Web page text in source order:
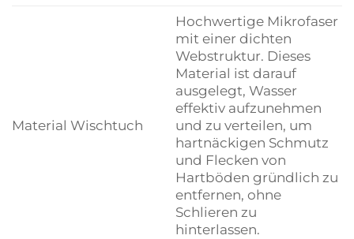
Material Wischtuch
Hochwertige Mikrofaser
mit einer dichten
Webstruktur. Dieses
Material ist darauf
ausgelegt, Wasser
effektiv aufzunehmen
und zu verteilen, um
hartnäckigen Schmutz
und Flecken von
Hartböden gründlich zu
entfernen, ohne
Schlieren zu
hinterlassen.